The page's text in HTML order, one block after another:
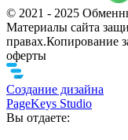
© 2021 - 2025
Материалы сайта
правах.Копирование
оферты
Создание дизайна
PageKeys Studio
Вы отдаете: